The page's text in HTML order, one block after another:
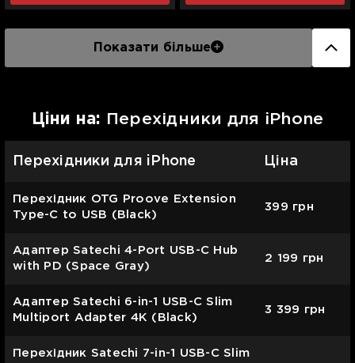
Показати більше
Цiни на: Перехідники для iPhone
Перехідники для iPhone Ціна
Перехідник OTG Proove Extension
Type-C to USB (Black)
399 грн
Адаптер Satechi 4-Port USB-C Hub
with PD (Space Gray)
2 199 грн
Адаптер Satechi 6-in-1 USB-C Slim
Multiport Adapter 4K (Black)
3 399 грн
Перехідник Satechi 7-in-1 USB-C Slim